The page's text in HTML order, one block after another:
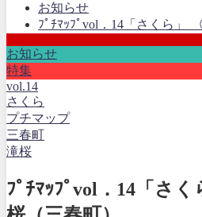
お知らせ
ﾌﾟﾁﾏｯﾌﾟvol．14「さくら」
お知らせ
特集
vol.14
さくら
プチマップ
三春町
滝桜
ﾌﾟﾁﾏｯﾌﾟvol．14「さ